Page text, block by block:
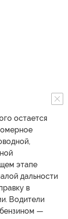
остается
этапе
дальности
в
Водители
—